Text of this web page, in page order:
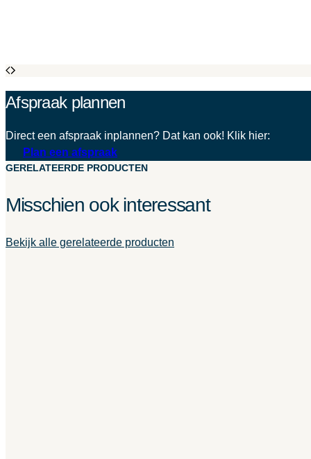
Afspraak plannen
Direct een afspraak inplannen? Dat kan ook! Klik hier:
Plan een afspraak
GERELATEERDE PRODUCTEN
Misschien ook interessant
Bekijk alle gerelateerde producten